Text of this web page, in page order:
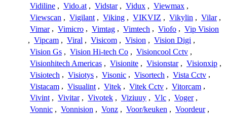
Vidiline , Vido.at , Vidstar , Vidux , Viewmax ,
Viewscan , Vigilant , Viking , VIKVIZ , Vikylin , Vilar ,
Vimar , Vimicro , Vimtag , Vimtech , Viofo , Vip Vision
, Vipcam , Viral , Visicom , Vision , Vision Digi ,
Vision Gs , Vision Hi-tech Co , Visioncool Cctv ,
Visionhitech Americas , Visionite , Visionstar , Visionxip ,
Visiotech , Visiotys , Visonic , Visortech , Vista Cctv ,
Vistacam , Visualint , Vitek , Vitek Cctv , Vitorcam ,
Vivint , Vivitar , Vivotek , Viziuuy , Vlc , Voger ,
Vonnic , Vonnision , Vonz , Voor/keuken , Voordeur ,